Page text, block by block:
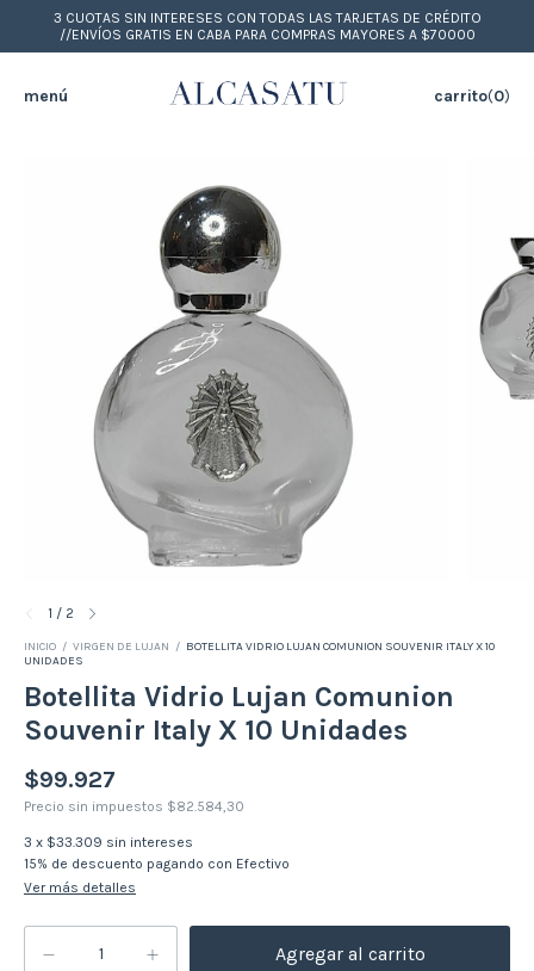
3 CUOTAS SIN INTERESES CON TODAS LAS TARJETAS DE CRÉDITO
//ENVÍOS GRATIS EN CABA PARA COMPRAS MAYORES A $70000
menú carrito(0)
1 / 2
INICIO / VIRGEN DE LUJAN / BOTELLITA VIDRIO LUJAN COMUNION SOUVENIR ITALY X 10
UNIDADES
Botellita Vidrio Lujan Comunion
Souvenir Italy X 10 Unidades
$99.927
Precio sin impuestos $82.584,30
3 x $33.309 sin intereses
15% de descuento pagando con Efectivo
Ver más detalles